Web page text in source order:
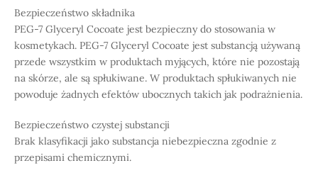
Bezpieczeństwo składnika
PEG-7 Glyceryl Cocoate jest bezpieczny do stosowania w
kosmetykach. PEG-7 Glyceryl Cocoate jest substancją używaną
przede wszystkim w produktach myjących, które nie pozostają
na skórze, ale są spłukiwane. W produktach spłukiwanych nie
powoduje żadnych efektów ubocznych takich jak podrażnienia.
Bezpieczeństwo czystej substancji
Brak klasyfikacji jako substancja niebezpieczna zgodnie z
przepisami chemicznymi.